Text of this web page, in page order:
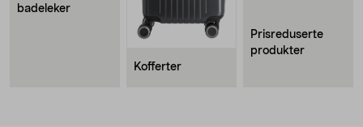
badeleker
Kofferter
Prisreduserte
produkter